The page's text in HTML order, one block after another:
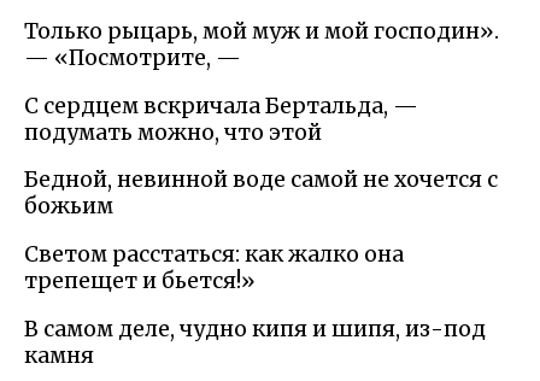
Только рыцарь, мой муж и мой господин».
— «Посмотрите, —
С сердцем вскричала Бертальда, —
подумать можно, что этой
Бедной, невинной воде самой не хочется с
божьим
Светом расстаться: как жалко она
трепещет и бьется!»
В самом деле, чудно кипя и шипя, из-под
камня